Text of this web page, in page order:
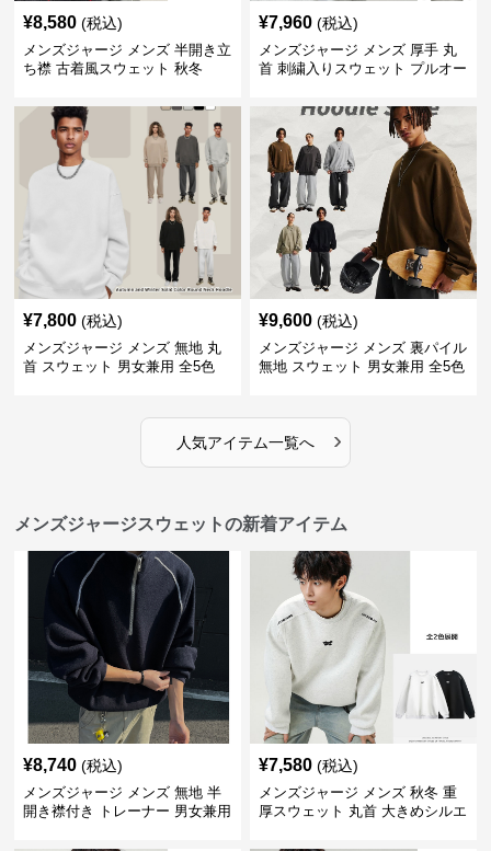
¥8,580 (税込)
メンズジャージ メンズ 半開き立
ち襟 古着風スウェット 秋冬
¥7,960 (税込)
メンズジャージ メンズ 厚手 丸
首 刺繍入りスウェット プルオー
¥7,800 (税込)
メンズジャージ メンズ 無地 丸
首 スウェット 男女兼用 全5色
¥9,600 (税込)
メンズジャージ メンズ 裏パイル
無地 スウェット 男女兼用 全5色
人気アイテム一覧へ ›
メンズジャージスウェットの新着アイテム
¥8,740 (税込)
メンズジャージ メンズ 無地 半
開き襟付き トレーナー 男女兼用
¥7,580 (税込)
メンズジャージ メンズ 秋冬 重
厚スウェット 丸首 大きめシルエ